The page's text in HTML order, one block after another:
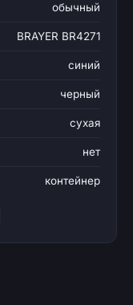
обычный
BRAYER BR4271
синий
черный
сухая
нет
контейнер